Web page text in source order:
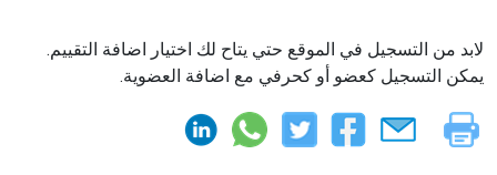
لابد من التسجيل في الموقع حتي يتاح لك اختيار اضافة التقييم.
يمكن التسجيل كعضو أو كحرفي مع اضافة العضوية.